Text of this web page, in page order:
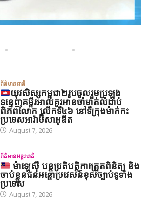
ព័ត៌មានជាតិ
យុវសិស្សកម្ពុជា២រូបចូលរួមប្រឡង
ទន្ទេញគម្ពីរអាល់គូរអានចាំមាត់លំដាប់
ពិភពលោក លើកទី៤៦ នៅទីក្រុងម៉ាក់កះ
ប្រទេសអារ៉ាប៊ីសាអូឌីត
August 7, 2026
ព័ត៌មានអន្តរជាតិ
ម៉ាឡេស៊ី បន្តប្រតិបត្តិការត្រួតពិនិត្យ និង
ចាប់ខ្លួនជនអន្តោប្រវេសន៍ខុសច្បាប់ទូទាំង
ប្រទេស
August 7, 2026